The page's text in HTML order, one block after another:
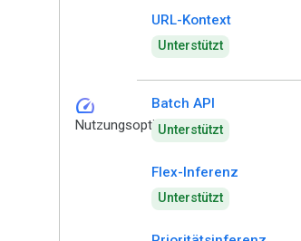
URL-Kontext
Unterstützt
speed
Nutzungsoptionen
Batch API
Unterstützt
Flex-Inferenz
Unterstützt